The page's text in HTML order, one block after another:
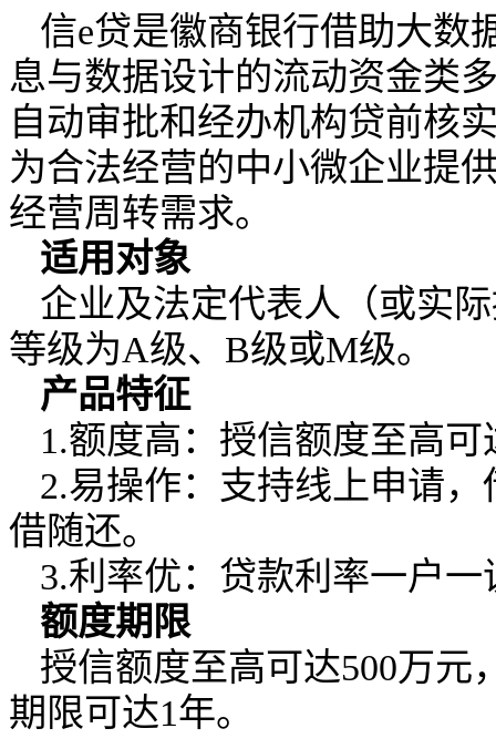
信e贷是徽商银行借助大数
息与数据设计的流动资金类
自动审批和经办机构贷前核
为合法经营的中小微企业提
经营周转需求。
适用对象
企业及法定代表人（或实
等级为A级、B级或M级。
产品特征
1.额度高：授信额度至高可
2.易操作：支持线上申请
借随还。
3.利率优：贷款利率一户
额度期限
授信额度至高可达500万元
期限可达1年。